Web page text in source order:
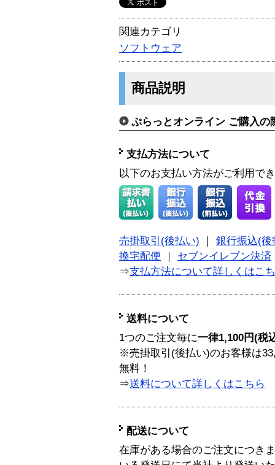
関連カテゴリ
ソフトウェア
商品説明
ぷらっとオンライン ご購入の
支払方法について
以下のお支払い方法がご利用で
売掛取引(後払い)
銀行振込(後
換宅配便
セブンイレブン決済
⇒支払方法について詳しくはこ
送料について
1つのご注文毎に一律1,100円(税
※売掛取引(後払い)のお客様は
無料！
⇒送料について詳しくはこちら
配送について
在庫がある場合のご注文につき